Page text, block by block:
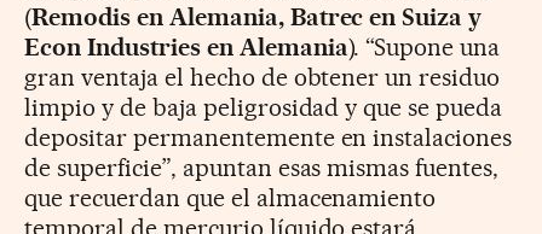
(Remodis en Alemania, Batrec en Suiza y
Econ Industries en Alemania). “Supone una
gran ventaja el hecho de obtener un residuo
limpio y de baja peligrosidad y que se pueda
depositar permanentemente en instalaciones
de superficie”, apuntan esas mismas fuentes,
que recuerdan que el almacenamiento
temporal de mercurio líquido estará